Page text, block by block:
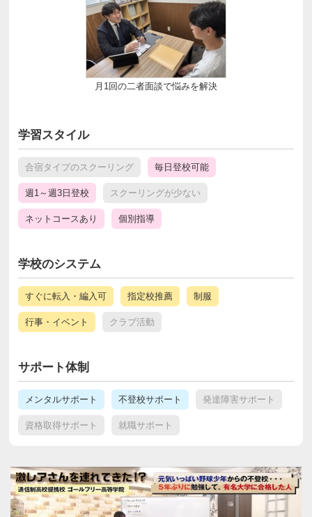
月1回の二者面談で悩みを解決
学習スタイル
合宿タイプのスクーリング 毎日登校可能
週1～週3日登校 スクーリングが少ない
ネットコースあり 個別指導
学校のシステム
すぐに転入・編入可 指定校推薦 制服
行事・イベント クラブ活動
サポート体制
メンタルサポート 不登校サポート 発達障害サポート
資格取得サポート 就職サポート